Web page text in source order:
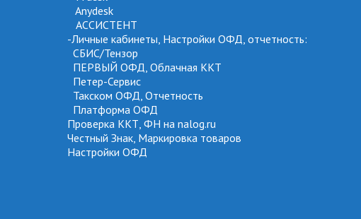
Anydesk
АССИСТЕНТ
-Личные кабинеты, Настройки ОФД, отчетность:
СБИС/Тензор
ПЕРВЫЙ ОФД, Облачная ККТ
Петер-Сервис
Такском ОФД, Отчетность
Платформа ОФД
Проверка ККТ, ФН на nalog.ru
Честный Знак, Маркировка товаров
Настройки ОФД